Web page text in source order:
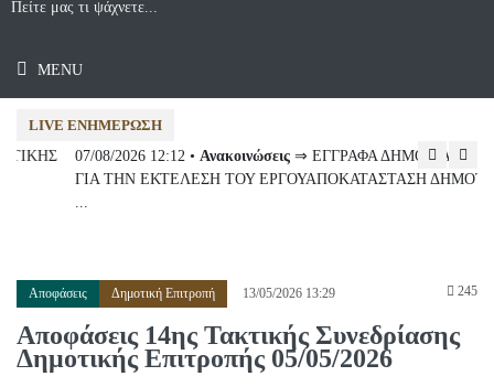
MENU
LIVE ΕΝΗΜΈΡΩΣΗ
07/08/2026 12:12 •Ανακοινώσεις⇒ ΕΓΓΡΑΦΑ ΔΗΜΟΣΙΑ ΣΥΜΒΑΣΗ
ΓΙΑ ΤΗΝ ΕΚΤΕΛΕΣΗ ΤΟΥ ΕΡΓΟΥΑΠΟΚΑΤΑΣΤΑΣΗ ΔΗΜΟΤΙΚΗΣ
Αποφάσεις Δημοτική Επιτροπή 13/05/2026 13:29 245
Αποφάσεις 14ης Τακτικής Συνεδρίασης
Δημοτικής Επιτροπής 05/05/2026